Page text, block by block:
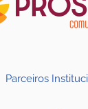
Parceiros